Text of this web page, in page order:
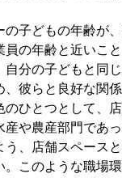
子どもの年齢が
員の年齢と近いこ
自分の子どもと同
彼らと良好な関
ひとつとして、
産や農産部門であ
う、店舗スペース
。このような職場